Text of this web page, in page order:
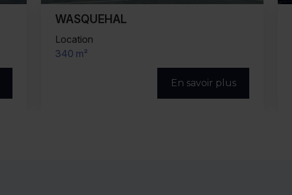
WASQUEHAL
Vente/Location
236 m²
En savoir plus